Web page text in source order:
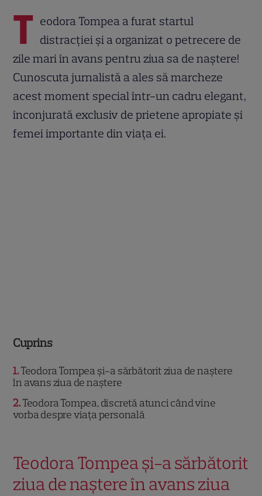
T eodora Tompea a furat startul
distracției și a organizat o petrecere de
zile mari în avans pentru ziua sa de naștere!
Cunoscuta jurnalistă a ales să marcheze
acest moment special într-un cadru elegant,
înconjurată exclusiv de prietene apropiate și
femei importante din viața ei.
Cuprins
1 Teodora Tompea și-a sărbătorit ziua de naștere
în avans ziua de naștere
2 Teodora Tompea, discretă atunci când vine
vorba despre viața personală
Teodora Tompea și-a sărbătorit
ziua de naștere în avans ziua